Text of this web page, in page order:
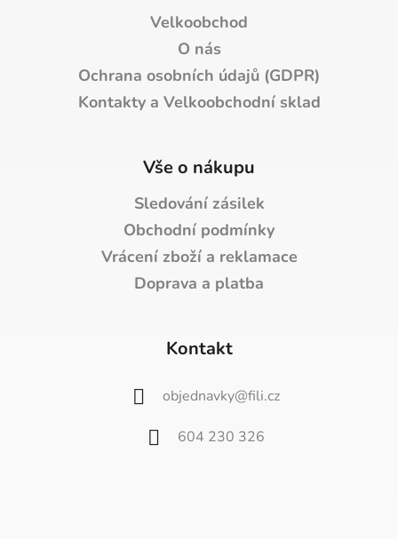
Velkoobchod
O nás
Ochrana osobních údajů (GDPR)
Kontakty a Velkoobchodní sklad
Vše o nákupu
Sledování zásilek
Obchodní podmínky
Vrácení zboží a reklamace
Doprava a platba
Kontakt
objednavky@fili.cz
604 230 326